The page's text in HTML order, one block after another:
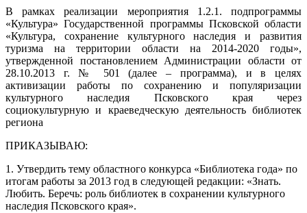
В рамках реализации мероприятия 1.2.1. подпрограммы
«Культура» Государственной программы Псковской области
«Культура, сохранение культурного наследия и развития
туризма на территории области на 2014-2020 годы»,
утвержденной постановлением Администрации области от
28.10.2013 г. № 501 (далее – программа), и в целях
активизации работы по сохранению и популяризации
культурного наследия Псковского края через
социокультурную и краеведческую деятельность библиотек
региона
ПРИКАЗЫВАЮ:
1. Утвердить тему областного конкурса «Библиотека года» по
итогам работы за 2013 год в следующей редакции: «Знать.
Любить. Беречь: роль библиотек в сохранении культурного
наследия Псковского края».